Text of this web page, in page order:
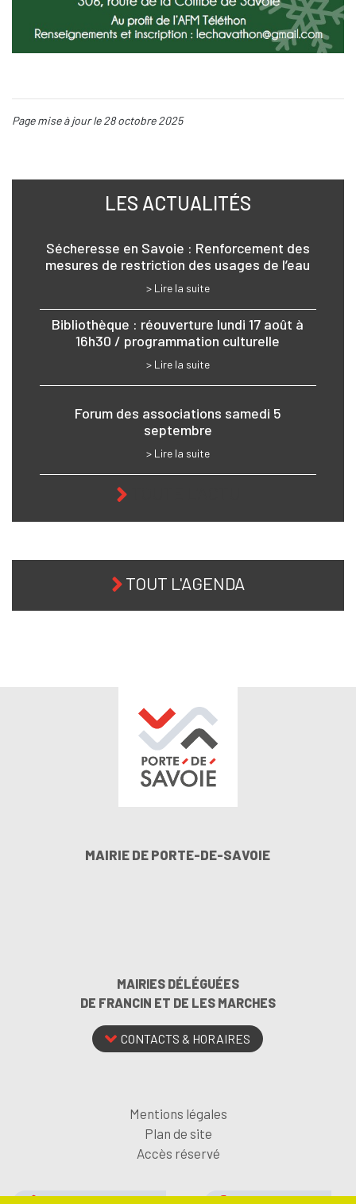
Page mise à jour le 28 octobre 2025
LES ACTUALITÉS
Sécheresse en Savoie : Renforcement des
mesures de restriction des usages de l’eau
> Lire la suite
Bibliothèque : réouverture lundi 17 août à
16h30 / programmation culturelle
> Lire la suite
Forum des associations samedi 5
septembre
> Lire la suite
TOUT L'AGENDA
MAIRIE DE PORTE-DE-SAVOIE
MAIRIES DÉLÉGUÉES
DE FRANCIN ET DE LES MARCHES
CONTACTS & HORAIRES
Mentions légales
Plan de site
Accès réservé